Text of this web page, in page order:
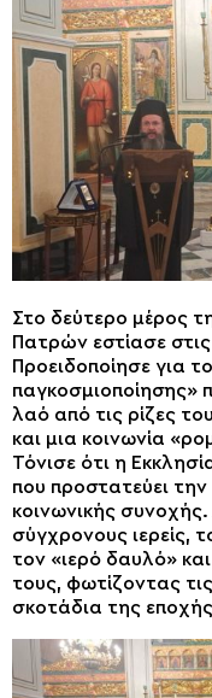
Στο δεύτερο μέρος
Πατρών εστίασε
Προειδοποίησε για
παγκοσμιοποίησης»
λαό από τις ρίζες
και μια κοινωνία
Τόνισε ότι η
που προστατεύει
κοινωνικής
σύγχρονους ιερείς,
τον «ιερό δαυλό»
τους, φωτίζοντας
σκοτάδια της